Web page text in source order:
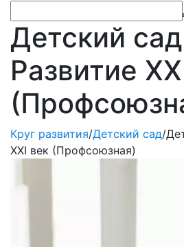
Детский сад
Развитие
Круг развития/Детский сад/
XXI век (Профсоюзная)